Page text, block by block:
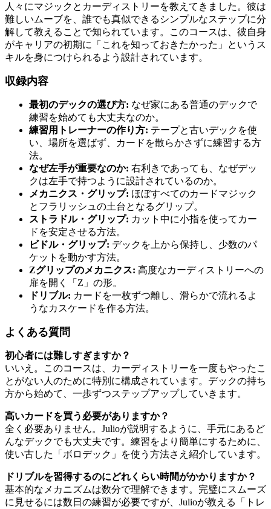
人々にマジックとカーディストリーを教えてきました。彼は
難しいムーブを、誰でも真似できるシンプルなステップに分
解して教えることで知られています。このコースは、彼自身
がキャリアの初期に「これを知っておきたかった」というス
キルを身につけられるよう設計されています。
収録内容
最初のデックの選び方: なぜ家にある普通のデックで
練習を始めても大丈夫なのか。
練習用トレーナーの作り方: テープと古いデックを使
い、場所を選ばず、カードを散らかさずに練習する方
法。
なぜ左手が重要なのか: 右利きであっても、なぜデッ
クは左手で持つように設計されているのか。
メカニクス・グリップ: ほぼすべてのカードマジック
とフラリッシュの土台となるグリップ。
ストラドル・グリップ: カット中に小指を使ってカー
ドを安定させる方法。
ビドル・グリップ: デックを上から保持し、少数のパ
ケットを動かす方法。
Zグリップのメカニクス: 高度なカーディストリーへの
扉を開く「Z」の形。
ドリブル: カードを一枚ずつ離し、滑らかで流れるよ
うなカスケードを作る方法。
よくある質問
初心者には難しすぎますか？
いいえ。このコースは、カーディストリーを一度もやったこ
とがない人のために特別に構成されています。デックの持ち
方から始めて、一歩ずつステップアップしていきます。
高いカードを買う必要がありますか？
全く必要ありません。Julioが説明するように、手元にあるど
んなデックでも大丈夫です。練習をより簡単にするために、
使い古した「ボロデック」を使う方法さえ紹介しています。
ドリブルを習得するのにどれくらい時間がかかりますか？
基本的なメカニズムは数分で理解できます。完璧にスムーズ
に見せるには数日の練習が必要ですが、Julioが教える「トレ